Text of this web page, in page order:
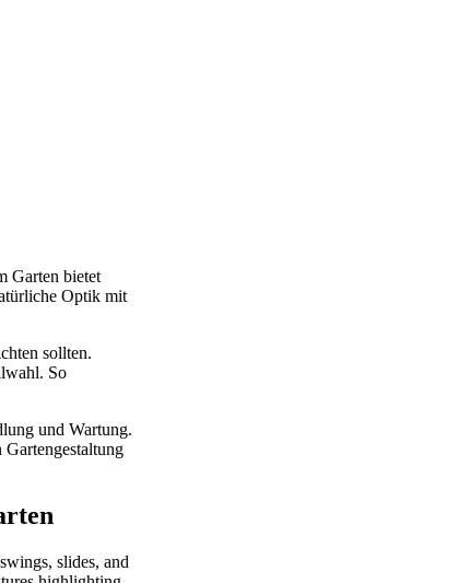
Garten bietet
Optik mit
sollten.
So
und Wartung.